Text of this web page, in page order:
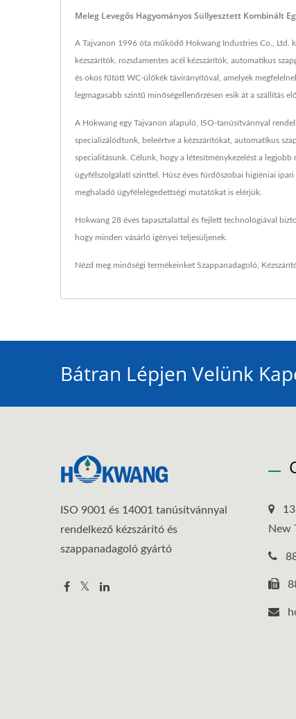
Meleg Levegős Hagyományos Süllyesztett Kombinált
A Tajvanon 1996 óta működő Hokwang Industries Co., Ltd.
kézszárítók, rozsdamentes acél kézszárítók, automatikus
és okos fűtött WC-ülőkék távirányítóval, amelyek
legmagasabb szintű minőségellenőrzésen esik át a szállítás
A Hokwang egy Tajvanon alapuló, ISO-tanúsítvánnyal
specializálódtunk, beleértve a kézszárítókat, automatikus
specialitásunk. Célunk, hogy a létesítménykezelést a
ügyfélszolgálati szinttel. Húsz éves fürdőszobai higiéniai
meghaladó ügyfélelégedettségi mutatókat is elérjük.
Hokwang 28 éves tapasztalattal és fejlett technológiával
hogy minden vásárló igényei teljesüljenek.
Nézd meg minőségi termékeinket Szappanadagoló
Bátran Lépjen Velünk
ISO 9001 és 14001 tanúsítvánnyal
rendelkező kézszárító és
szappanadagoló gyártó
New